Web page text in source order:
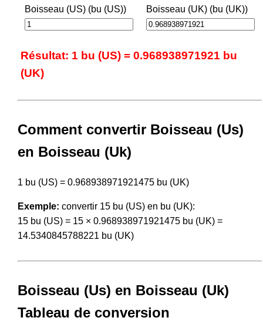
Boisseau (US) (bu (US)) Boisseau (UK) (bu (UK))
Résultat: 1 bu (US) = 0.968938971921 bu
(UK)
Comment convertir Boisseau (Us)
en Boisseau (Uk)
1 bu (US) = 0.968938971921475 bu (UK)
Exemple: convertir 15 bu (US) en bu (UK):
15 bu (US) = 15 × 0.968938971921475 bu (UK) =
14.5340845788221 bu (UK)
Boisseau (Us) en Boisseau (Uk)
Tableau de conversion